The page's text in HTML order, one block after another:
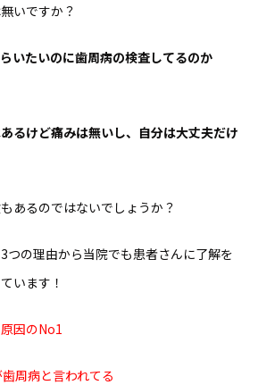
いですか？
いたいのに歯周病の検査してるのか
あるけど痛みは無いし、自分は大丈夫だけ
あるのではないでしょうか？
つの理由から当院でも患者さんに了解を
います！
因のNo1
周病と言われてる